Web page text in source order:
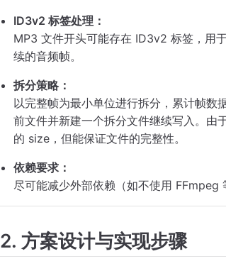
ID3v2 标签处理：
MP3 文件开头可能存在 ID3v2 标签，用
续的音频帧。
拆分策略：
以完整帧为最小单位进行拆分，累计帧数
前文件并新建一个拆分文件继续写入。由
的 size，但能保证文件的完整性。
依赖要求：
尽可能减少外部依赖（如不使用 FFmpeg
2. 方案设计与实现步骤